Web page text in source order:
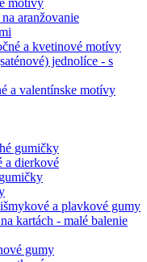
aranžovanie
a kvetinové motívy
jednolíce - s
a valentínske motívy
gumičky
a dierkové
a plavkové gumy
kartách - malé balenie
gumy